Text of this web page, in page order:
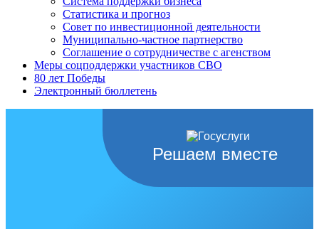
Статистика и прогноз
Совет по инвестиционной деятельности
Муниципально-частное партнерство
Соглашение о сотрудничестве с агенством
Меры соцподдержки участников СВО
80 лет Победы
Электронный бюллетень
Решаем вместе